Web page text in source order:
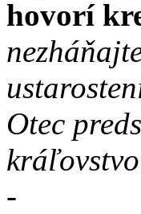
hovorí
Otec
-